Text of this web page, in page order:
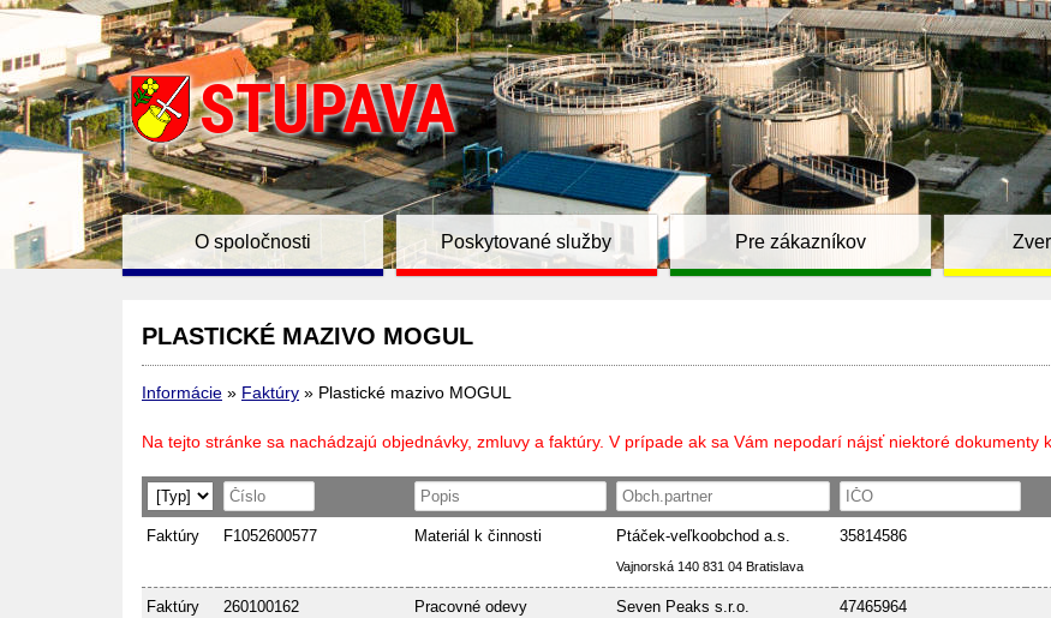
O spoločnosti Poskytované služby Pre zákazníkov
PLASTICKÉ MAZIVO MOGUL
Informácie » Faktúry » Plastické mazivo MOGUL
Na tejto stránke sa nachádzajú objednávky, zmluvy a faktúry. V prípade ak sa Vám nepodarí nájsť niektoré dokumenty
Faktúry F1052600577 Materiál k činnosti Ptáček-veľkoobchod a.s.
Vajnorská 140 831 04 Bratislava
35814586
Faktúry 260100162 Pracovné odevy Seven Peaks s.r.o. 47465964